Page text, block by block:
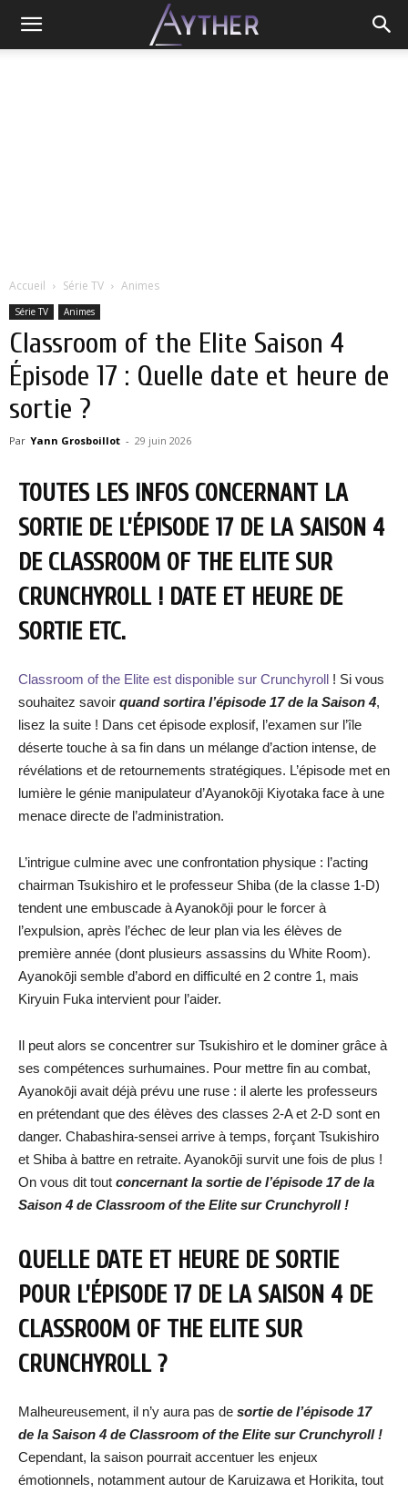
Accueil Série TV Animes
Série TV Animes
Classroom of the Elite Saison 4
Épisode 17 : Quelle date et heure de
sortie ?
Par Yann Grosboillot - 29 juin 2026
TOUTES LES INFOS CONCERNANT LA
SORTIE DE L’ÉPISODE 17 DE LA SAISON 4
DE CLASSROOM OF THE ELITE SUR
CRUNCHYROLL ! DATE ET HEURE DE
SORTIE ETC.
Classroom of the Elite est disponible sur Crunchyroll ! Si vous
souhaitez savoir quand sortira l’épisode 17 de la Saison 4,
lisez la suite ! Dans cet épisode explosif, l’examen sur l’île
déserte touche à sa fin dans un mélange d’action intense, de
révélations et de retournements stratégiques. L’épisode met en
lumière le génie manipulateur d’Ayanokōji Kiyotaka face à une
menace directe de l’administration.
L’intrigue culmine avec une confrontation physique : l’acting
chairman Tsukishiro et le professeur Shiba (de la classe 1-D)
tendent une embuscade à Ayanokōji pour le forcer à
l’expulsion, après l’échec de leur plan via les élèves de
première année (dont plusieurs assassins du White Room).
Ayanokōji semble d’abord en difficulté en 2 contre 1, mais
Kiryuin Fuka intervient pour l’aider.
Il peut alors se concentrer sur Tsukishiro et le dominer grâce à
ses compétences surhumaines. Pour mettre fin au combat,
Ayanokōji avait déjà prévu une ruse : il alerte les professeurs
en prétendant que des élèves des classes 2-A et 2-D sont en
danger. Chabashira-sensei arrive à temps, forçant Tsukishiro
et Shiba à battre en retraite. Ayanokōji survit une fois de plus !
On vous dit tout concernant la sortie de l’épisode 17 de la
Saison 4 de Classroom of the Elite sur Crunchyroll !
QUELLE DATE ET HEURE DE SORTIE
POUR L’ÉPISODE 17 DE LA SAISON 4 DE
CLASSROOM OF THE ELITE SUR
CRUNCHYROLL ?
Malheureusement, il n’y aura pas de sortie de l’épisode 17
de la Saison 4 de Classroom of the Elite sur Crunchyroll !
Cependant, la saison pourrait accentuer les enjeux
émotionnels, notamment autour de Karuizawa et Horikita, tout